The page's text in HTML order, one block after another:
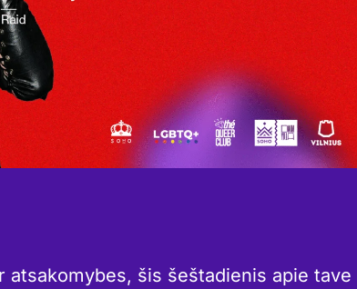
šis šeštadienis apie tave